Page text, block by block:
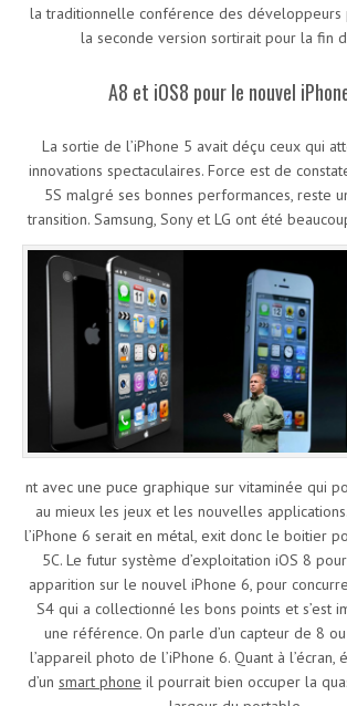
la traditionnelle conférence des développeurs
la seconde version sortirait pour la fin
A8 et iOS8 pour le nouvel
La sortie de l’iPhone 5 avait déçu ceux qui
innovations spectaculaires. Force est de
5S malgré ses bonnes performances, reste
transition. Samsung, Sony et LG ont été
nt avec une puce graphique sur vitaminée qui
au mieux les jeux et les nouvelles
l’iPhone 6 serait en métal, exit donc le boitier
5C. Le futur système d’exploitation iOS 8
apparition sur le nouvel iPhone 6, pour
S4 qui a collectionné les bons points et s’est
une référence. On parle d’un capteur de 8
l’appareil photo de l’iPhone 6. Quant à l’écran,
d’un smart phone il pourrait bien occuper la